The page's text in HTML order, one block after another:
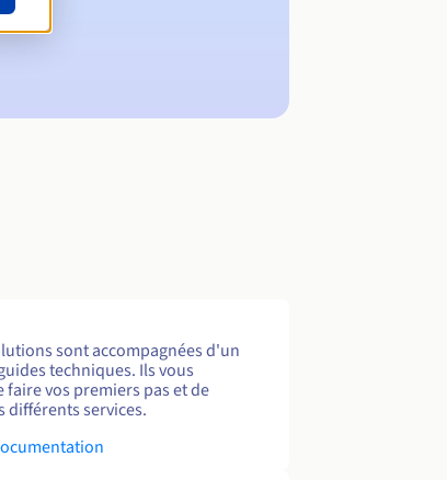
sont accompagnées d'un
techniques. Ils vous
vos premiers pas et de
différents services.